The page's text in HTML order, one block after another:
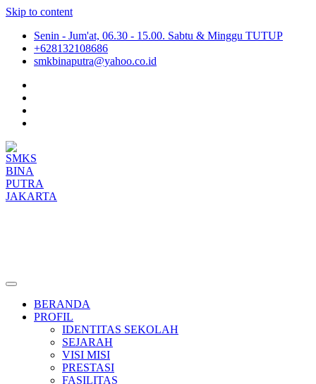
Skip to content
Senin - Jum'at, 06.30 - 15.00. Sabtu & Minggu TUTUP
+628132108686
smkbinaputra@yahoo.co.id
BERANDA
PROFIL
IDENTITAS SEKOLAH
SEJARAH
VISI MISI
PRESTASI
FASILITAS